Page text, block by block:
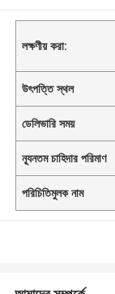
লক্ষণীয় করা:
উৎপত্তি স্থল
ডেলিভারি সময়
ন্যূনতম চাহিদার পরিমাণ
পরিচিতিমুলক নাম